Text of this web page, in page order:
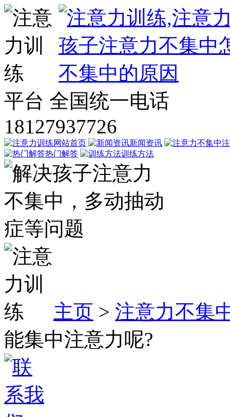
平台 全国统一电话
18127937726
网站首页 新闻资讯
热门解答
训练方法
主页 > 注意力不集
能集中注意力呢?